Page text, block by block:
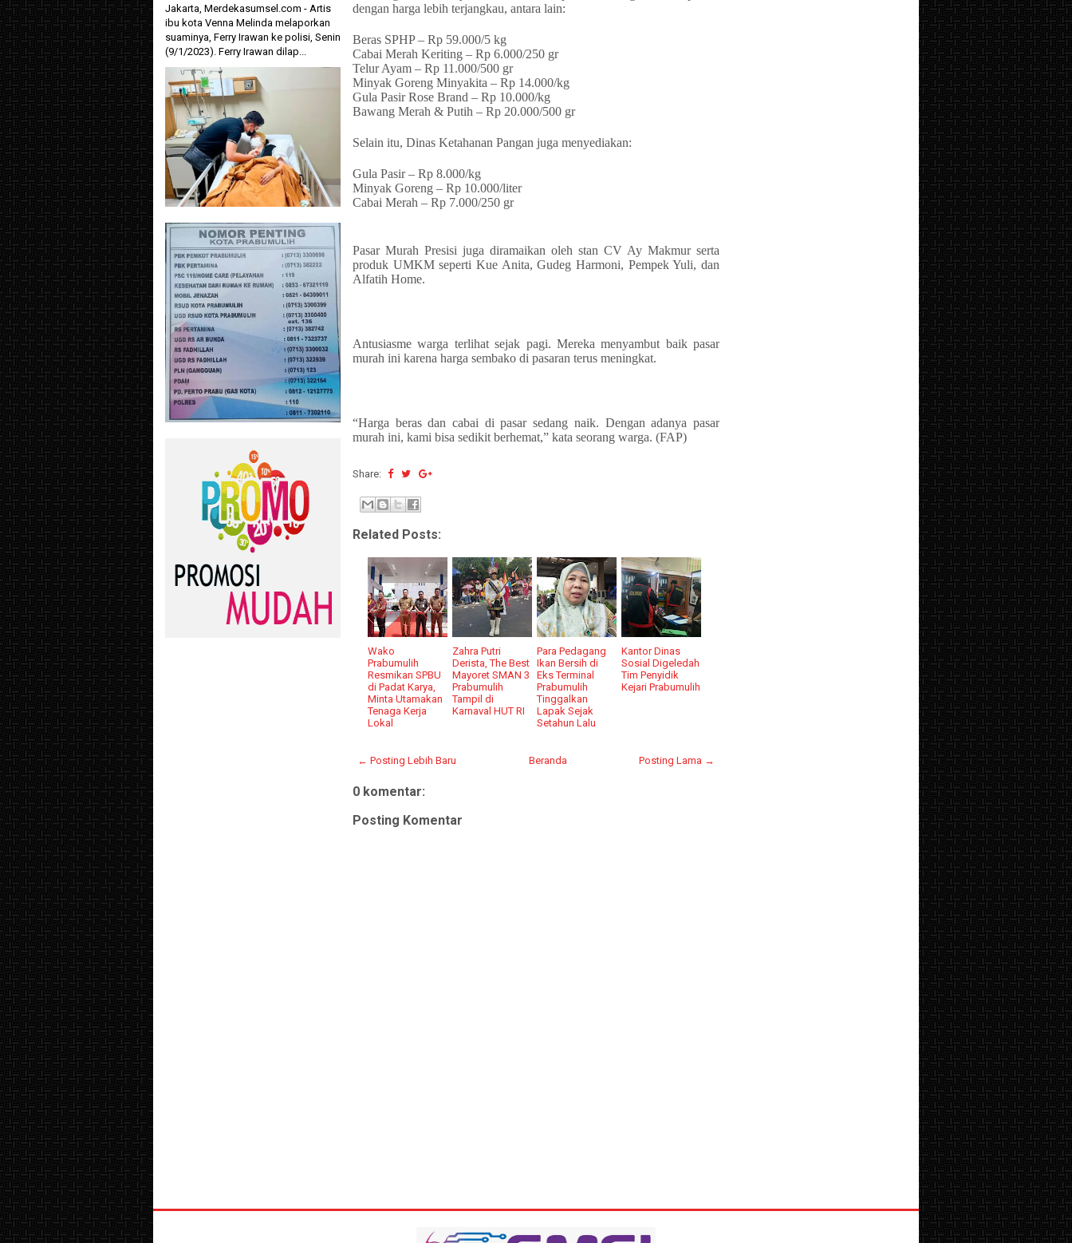
dengan harga lebih terjangkau, antara lain:
Beras SPHP – Rp 59.000/5 kg
Cabai Merah Keriting – Rp 6.000/250 gr
Telur Ayam – Rp 11.000/500 gr
Minyak Goreng Minyakita – Rp 14.000/kg
Gula Pasir Rose Brand – Rp 10.000/kg
Bawang Merah & Putih – Rp 20.000/500 gr
Selain itu, Dinas Ketahanan Pangan juga menyediakan:
Gula Pasir – Rp 8.000/kg
Minyak Goreng – Rp 10.000/liter
Cabai Merah – Rp 7.000/250 gr
Pasar Murah Presisi juga diramaikan oleh stan CV Ay Makmur serta
produk UMKM seperti Kue Anita, Gudeg Harmoni, Pempek Yuli, dan
Alfatih Home.
Antusiasme warga terlihat sejak pagi. Mereka menyambut baik pasar
murah ini karena harga sembako di pasaran terus meningkat.
“Harga beras dan cabai di pasar sedang naik. Dengan adanya pasar
murah ini, kami bisa sedikit berhemat,” kata seorang warga. (FAP)
Share:
Related Posts:
Wako
Prabumulih
Resmikan SPBU
di Padat Karya,
Minta Utamakan
Tenaga Kerja
Lokal
Zahra Putri
Derista, The Best
Mayoret SMAN 3
Prabumulih
Tampil di
Karnaval HUT RI
Para Pedagang
Ikan Bersih di
Eks Terminal
Prabumulih
Tinggalkan
Lapak Sejak
Setahun Lalu
Kantor Dinas
Sosial Digeledah
Tim Penyidik
Kejari Prabumulih
← Posting Lebih Baru Posting Lama →
Beranda
0 komentar:
Posting Komentar
Jakarta, Merdekasumsel.com - Artis
ibu kota Venna Melinda melaporkan
suaminya, Ferry Irawan ke polisi, Senin
(9/1/2023). Ferry Irawan dilap...